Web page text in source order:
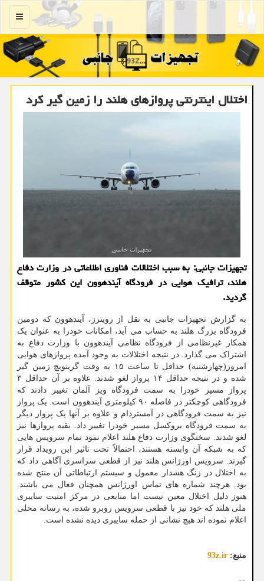
منو
اختلال اینترنتی پروازهای هلند را زمین گیر کرد
تجهیزات جانبی: به سبب اختلالات فناوری اطلاعاتی در وزارت دفاع
هلند، ترافیک هوایی در فرودگاه آیندهوون این کشور متوقف
گردید.
به گزارش تجهیزات جانبی به نقل از رویترز، آیندهوون که دومین
فرودگاه بزرگ هلند به حساب می آید، امکانات خودرا به عنوان یک
همکار غیرنظامی از فرودگاه نظامی آیندهوون با وزارت دفاع به
اشتراک می گذارد. در نتیجه اختلالات به وجود آمده پروازهای هوایی
امروز(چهارشنبه) حداقل تا ساعت ۱۵ به وقت گرینویچ زمین گیر
شده و در نتیجه حداقل ۱۴ پرواز لغو شدند. علاوه بر آن حداقل ۳
پرواز مسیر خودرا به سمت فرودگاه ویز آلمان تغییر دادند که
فرودگاهی کوچکتر در فاصله ۹۰ کیلومتری آیندهوون است. یک پرواز
نیز به سمت فرودگاهی در آمستردام و علاوه بر آنها یک پرواز دیگر
به سمت فرودگاه بروکسل مسیر خودرا تغییر داد. بقیه پروازها نیز
لغو شدند. سخنگوی وزارت دفاع هلند اعلام نمود تمام سرویس هایی
که به شبکه آن وابسته هستند، احتمالاً تحت تاثیر این رویداد قرار
گیرند. سرویس اورژانس هلند نیز از قطعی سراسری آگاهی داد که
به اختلال در زنگ هشدار معمول و سیستم ارتباطاتی آن منتج شده
بود. هرچند شماره های تماس اورژانس همچنان فعال می باشند.
هنوز دلیل اختلال معین نیست اما منابعی در مرکز امنیت سایبری
ملی هلند که خود نیز با قطعی سرویس روبرو شده، به رسانه محلی
اعلام نموده اند هیچ نشانی از حمله سایبری دیده نشده است.
منبع: 93z.ir